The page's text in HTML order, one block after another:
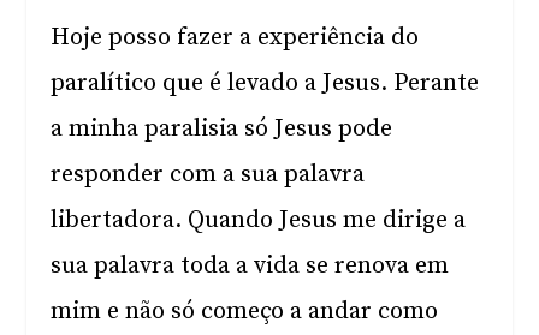
Hoje posso fazer a experiência do
paralítico que é levado a Jesus. Perante
a minha paralisia só Jesus pode
responder com a sua palavra
libertadora. Quando Jesus me dirige a
sua palavra toda a vida se renova em
mim e não só começo a andar como